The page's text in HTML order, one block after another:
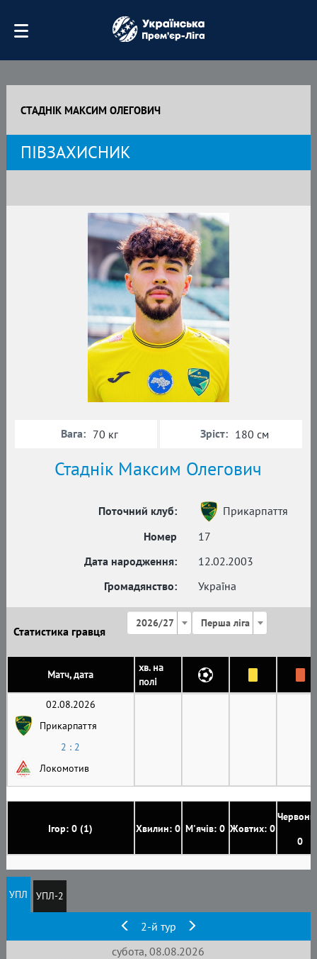
СТАДНІК МАКСИМ ОЛЕГОВИЧ
ПІВЗАХИСНИК
Стаднік Максим Олегович
Поточний клуб:
Прикарпаття
Номер
17
Дата народження:
12.02.2003
Громадянство:
Україна
Вага: 70 кг Зріст: 180 см
Статистика гравця
2026/27 Перша ліга
Матч, дата
хв. на
полі
Ігор: 0 (1) Хвилин: 0 М'ячів: 0 Жовтих: 0
0
02.08.2026
Прикарпаття
2 : 2
Локомотив
УПЛ УПЛ-2
2-й тур
субота, 08.08.2026